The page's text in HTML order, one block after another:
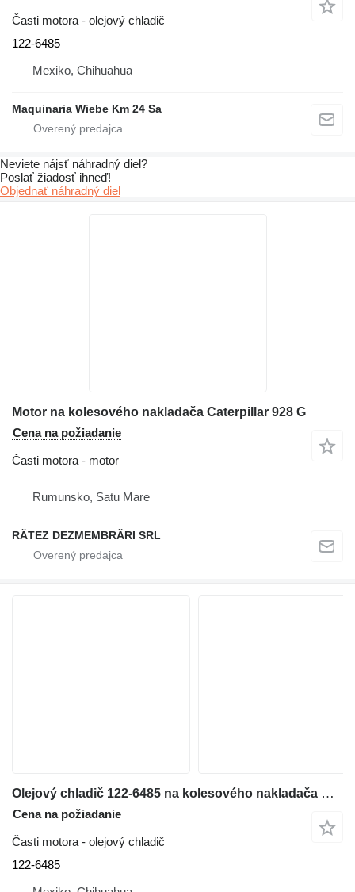
Časti motora - olejový chladič
122-6485
Mexiko, Chihuahua
Maquinaria Wiebe Km 24 Sa
Neviete nájsť náhradný diel?
Poslať žiadosť ihneď!
Objednať náhradný diel
Motor na kolesového nakladača Caterpillar 928 G
Cena na požiadanie
Časti motora - motor
Rumunsko, Satu Mare
RĂTEZ DEZMEMBRĂRI SRL
Olejový chladič 122-6485 na kolesového nakladača Caterpillar 928G
Cena na požiadanie
Časti motora - olejový chladič
122-6485